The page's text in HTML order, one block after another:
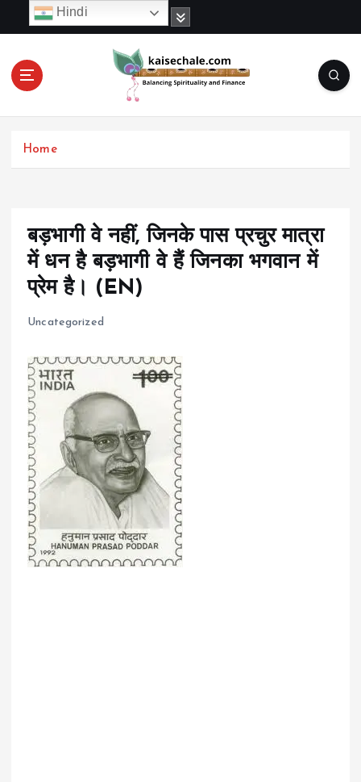
c
Home
बड़भागी वे नहीं, जिनके पास प्रचुर मात्रा
में धन है बड़भागी वे हैं जिनका भगवान में
प्रेम है। (EN)
Uncategorized
Hindi